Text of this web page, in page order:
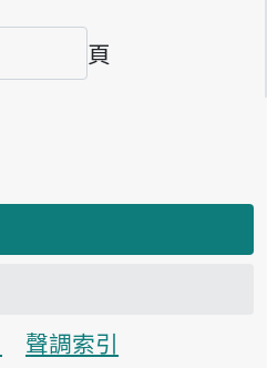
頁
聲調索引